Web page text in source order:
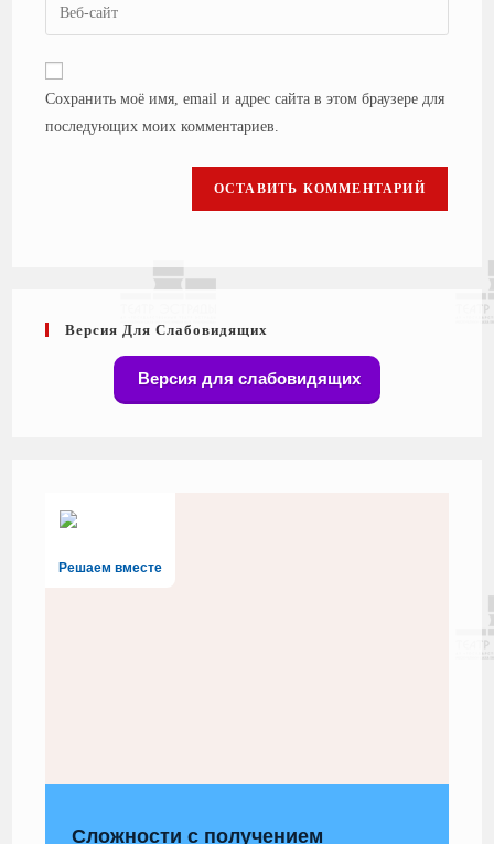
Сохранить моё имя, email и адрес сайта в этом браузере для
последующих моих комментариев.
Версия Для Слабовидящих
Версия для слабовидящих
Решаем вместе
Сложности с получением